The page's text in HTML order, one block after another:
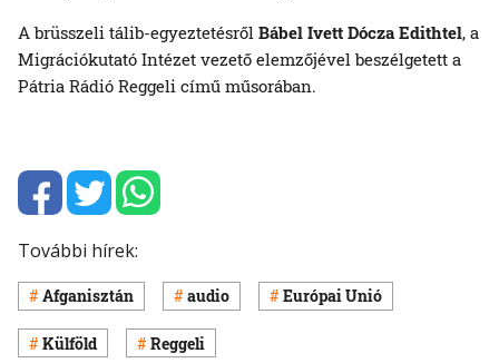
A brüsszeli tálib-egyeztetésről Bábel Ivett Dócza Edithtel, a
Migrációkutató Intézet vezető elemzőjével beszélgetett a
Pátria Rádió Reggeli című műsorában.
További hírek:
Afganisztán audio Európai Unió
Külföld Reggeli